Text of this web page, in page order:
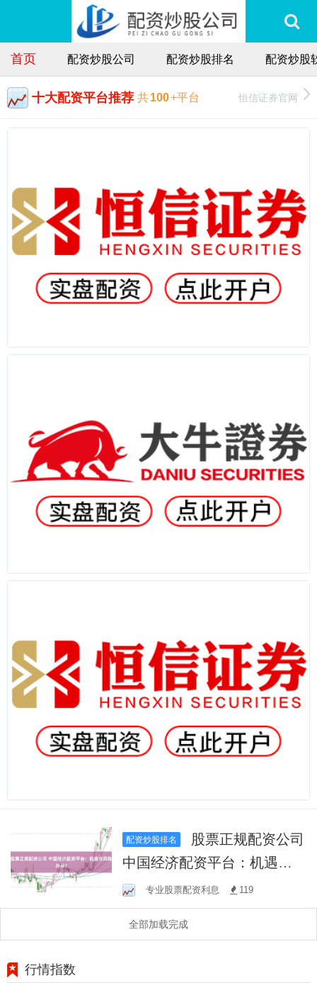
首页 配资炒股公司 配资炒股排名 配资炒股
十大配资平台推荐 共100+平台 恒信证券官网
配资炒股排名
中国经济配资平台：机遇与
风险并存？
专业股票配资利息 119
全部加载完成
行情指数